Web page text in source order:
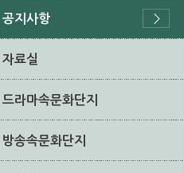
공지사항
자료실
드라마속문화단지
방송속문화단지